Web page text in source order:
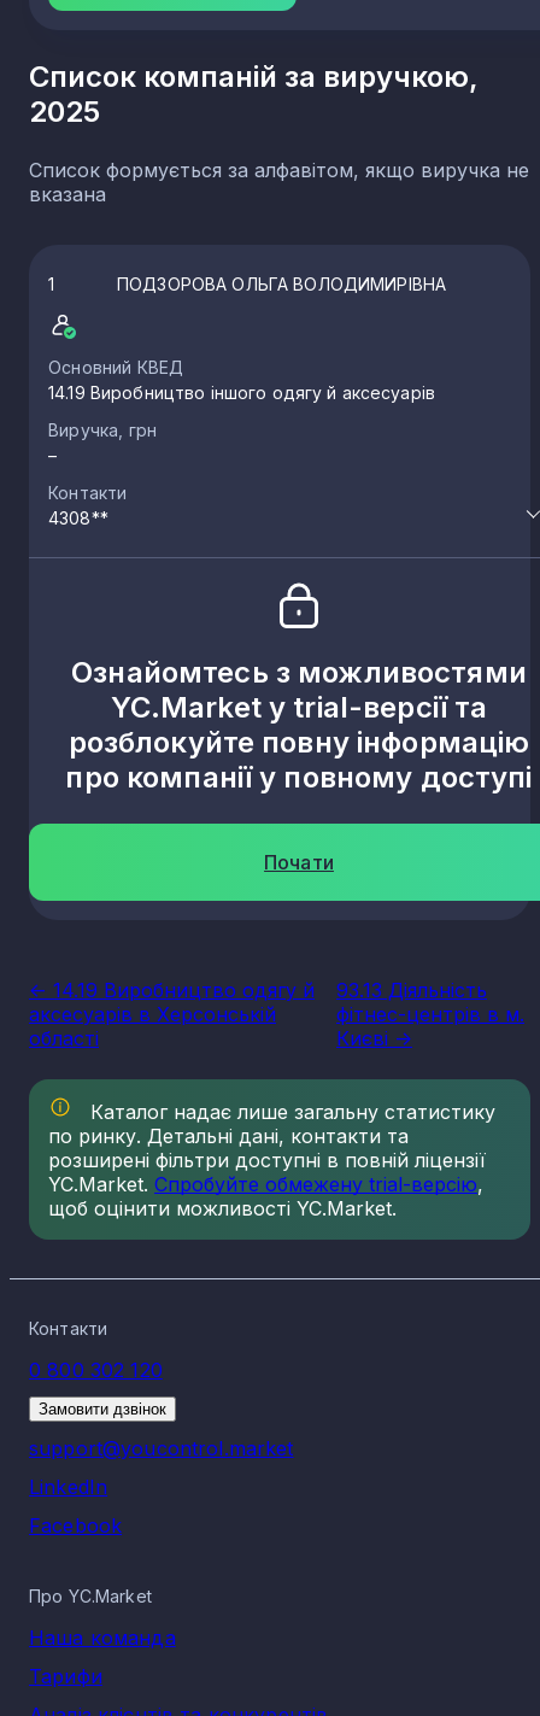
Список компаній за виручкою,
2025
Список формується за алфавітом, якщо виручка не
вказана
1 ПОДЗОРОВА ОЛЬГА ВОЛОДИМИРІВНА
Основний КВЕД
14.19 Виробництво іншого одягу й аксесуарів
Виручка, грн
–
Контакти
4308**
Ознайомтесь з можливостями
YC.Market у trial-версії та
розблокуйте повну інформацію
про компанії у повному доступі
Почати
<- 14.19 Виробництво одягу й
аксесуарів в Херсонській
області
93.13 Діяльність
фітнес-центрів в м.
Києві ->
Каталог надає лише загальну статистику
по ринку. Детальні дані, контакти та
розширені фільтри доступні в повній ліцензії
YC.Market. Спробуйте обмежену trial-версію,
щоб оцінити можливості YC.Market.
Контакти
0 800 302 120
Замовити дзвінок
support@youcontrol.market
LinkedIn
Facebook
Про YC.Market
Наша команда
Тарифи